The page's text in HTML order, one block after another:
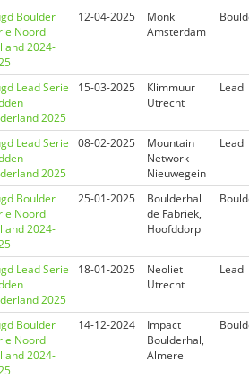
Boulder
Noord
2024-
12-04-2025
Monk
Amsterdam
Lead Serie
2025
15-03-2025
Klimmuur
Utrecht
Lead
Lead Serie
2025
08-02-2025
Mountain
Network
Nieuwegein
Lead
Boulder
Noord
2024-
25-01-2025
Boulderhal
de Fabriek,
Hoofddorp
Lead Serie
2025
18-01-2025
Neoliet
Utrecht
Lead
Boulder
Noord
2024-
14-12-2024
Impact
Boulderhal,
Almere